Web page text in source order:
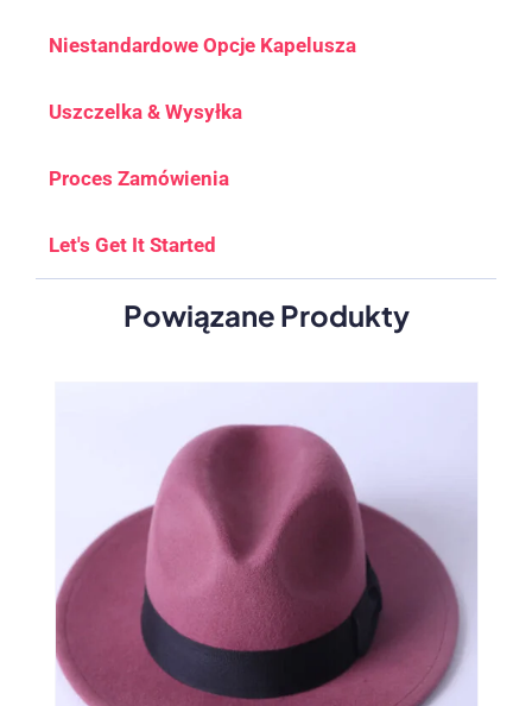
Niestandardowe Opcje Kapelusza
Uszczelka & Wysyłka
Proces Zamówienia
Let's Get It Started
Powiązane Produkty